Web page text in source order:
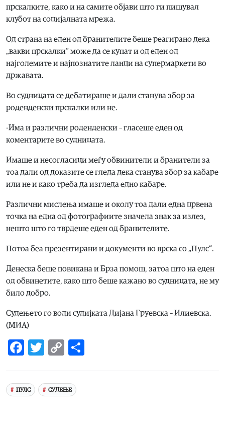
прскалките, како и на самите објави што ги пишувал
клубот на социјалната мрежа.
Од страна на еден од бранителите беше реагирано дека
„вакви прскалки“ може да се купат и од еден од
најголемите и најпознатите ланци на супермаркети во
државата.
Во судницата се дебатираше и дали станува збор за
роденденски прскалки или не.
-Има и различни роденденски – гласеше еден од
коментарите во судницата.
Имаше и несогласици меѓу обвинители и бранители за
тоа дали од доказите се гледа дека станува збор за кабаре
или не и како треба да изгледа едно кабаре.
Различни мислења имаше и околу тоа дали една црвена
точка на една од фотографиите значела знак за излез,
нешто што го тврдеше еден од бранителите.
Потоа беа презентирани и документи во врска со „Пулс“.
Денеска беше повикана и Брза помош, затоа што на еден
од обвинетите, како што беше кажано во судницата, не му
било добро.
Судењето го води судијката Дијана Груевска – Илиевска.
(МИА)
Facebook
Twitter
Copy
ПУЛС СУДЕЊЕ